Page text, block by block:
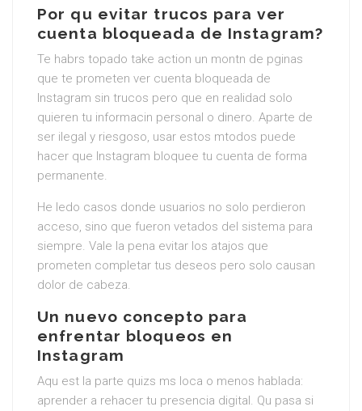
Por qu evitar trucos para ver
cuenta bloqueada de Instagram?
Te habrs topado take action un montn de pginas
que te prometen ver cuenta bloqueada de
Instagram sin trucos pero que en realidad solo
quieren tu informacin personal o dinero. Aparte de
ser ilegal y riesgoso, usar estos mtodos puede
hacer que Instagram bloquee tu cuenta de forma
permanente.
He ledo casos donde usuarios no solo perdieron
acceso, sino que fueron vetados del sistema para
siempre. Vale la pena evitar los atajos que
prometen completar tus deseos pero solo causan
dolor de cabeza.
Un nuevo concepto para
enfrentar bloqueos en
Instagram
Aqu est la parte quizs ms loca o menos hablada:
aprender a rehacer tu presencia digital. Qu pasa si